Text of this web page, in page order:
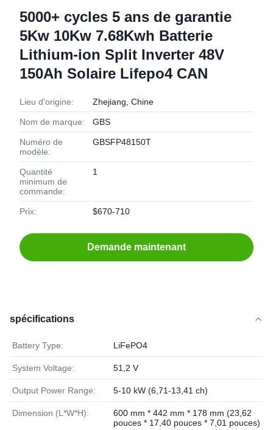
5000+ cycles 5 ans de garantie
5Kw 10Kw 7.68Kwh Batterie
Lithium-ion Split Inverter 48V
150Ah Solaire Lifepo4 CAN
Lieu d'origine: Zhejiang, Chine
Nom de marque: GBS
Numéro de
modèle:
GBSFP48150T
Quantité
minimum de
commande:
1
Prix: $670-710
Demande maintenant
spécifications
Battery Type: LiFePO4
System Voltage: 51,2 V
Output Power Range: 5-10 kW (6,71-13,41 ch)
Dimension (L*W*H):
600 mm * 442 mm * 178 mm (23,62
pouces * 17,40 pouces * 7,01 pouces)